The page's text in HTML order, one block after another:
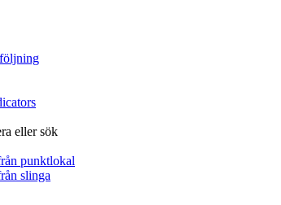
eller sök
punktlokal
slinga